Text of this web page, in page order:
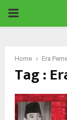
PRIMARY
Home Era
Tag :